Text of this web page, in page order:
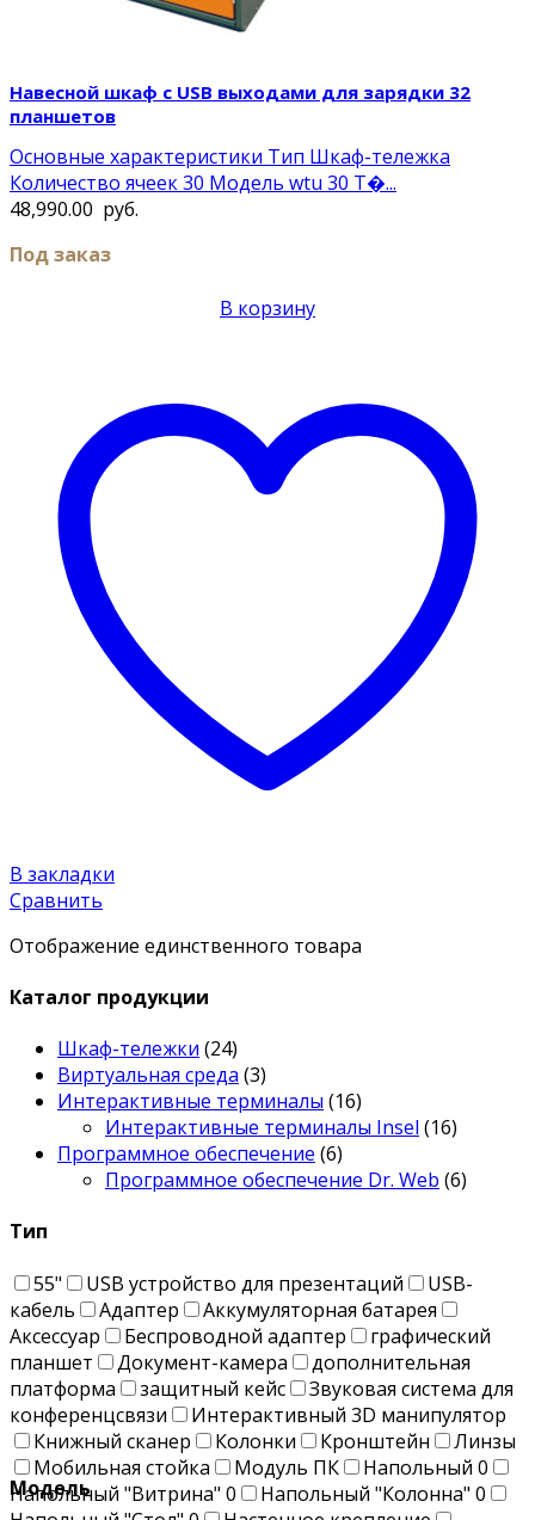
Навесной шкаф с USB выходами для зарядки 32
планшетов
Основные характеристики Тип Шкаф-тележка
Количество ячеек 30 Модель wtu 30 Т�...
48,990.00 руб.
Под заказ
В корзину
В закладки
Сравнить
Отображение единственного товара
Каталог продукции
Шкаф-тележки (24)
Виртуальная среда (3)
Интерактивные терминалы (16)
Интерактивные терминалы Insel (16)
Программное обеспечение (6)
Программное обеспечение Dr. Web (6)
Тип
55"
USB устройство для презентаций
USB-
кабель
Адаптер
Аккумуляторная батарея
Аксессуар
Беспроводной адаптер
графический
планшет
Документ-камера
дополнительная
платформа
защитный кейс
Звуковая система для
конференцсвязи
Интерактивный 3D манипулятор
Книжный сканер
Колонки Кронштейн
Линзы
Мобильная стойка
Модуль ПК Напольный 0
Напольный "Витрина" 0 Напольный "Колонна" 0
Модель